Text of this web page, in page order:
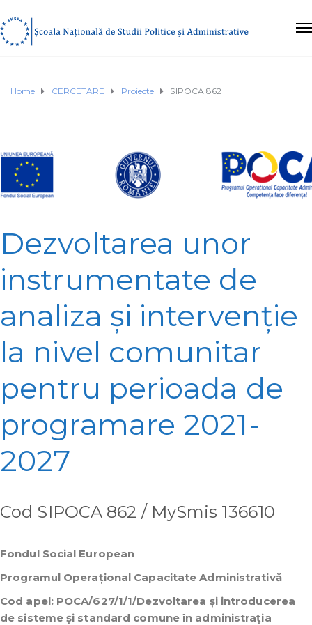
Home CERCETARE Proiecte SIPOCA 862
Dezvoltarea unor
instrumentate de
analiza și intervenție
la nivel comunitar
pentru perioada de
programare 2021-
2027
Cod SIPOCA 862 / MySmis 136610
Fondul Social European
Programul Operațional Capacitate Administrativă
Cod apel: POCA/627/1/1/Dezvoltarea și introducerea
de sisteme și standard comune în administrația